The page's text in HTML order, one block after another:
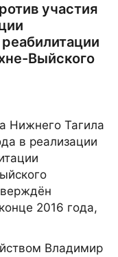
участия
Выйского
Нижнего Тагила
в реализации
2016 года,
Владимир